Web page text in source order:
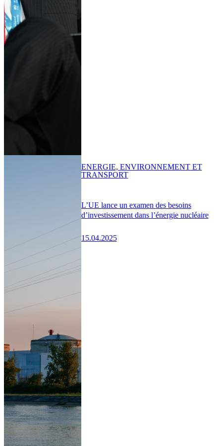
L’UE lance un examen des besoins
d’investissement dans l’énergie nucléaire
15.04.2025
ENERGIE, ENVIRONNEMENT ET
TRANSPORT